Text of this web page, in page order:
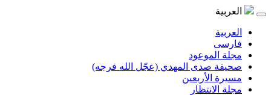
المهدي (عجّل الله فرجه)